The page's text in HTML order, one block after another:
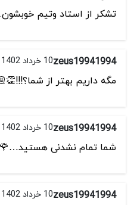
تشکر از استاد وتیم خوبشون.
zeus1994199410 خرداد 1402 - 01:11
مگه داریم بهتر از
zeus1994199410 خرداد 1402 - 01:10
شما تمام نشدنی
zeus1994199410 خرداد 1402 - 01:10